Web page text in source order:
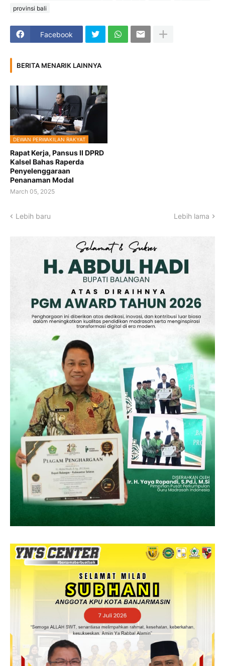
provinsi bali
Facebook
BERITA MENARIK LAINNYA
DEWAN PERWAKILAN RAKYAT
Rapat Kerja, Pansus II DPRD
Kalsel Bahas Raperda
Penyelenggaraan
Penanaman Modal
March 05, 2025
Lebih baru Lebih lama